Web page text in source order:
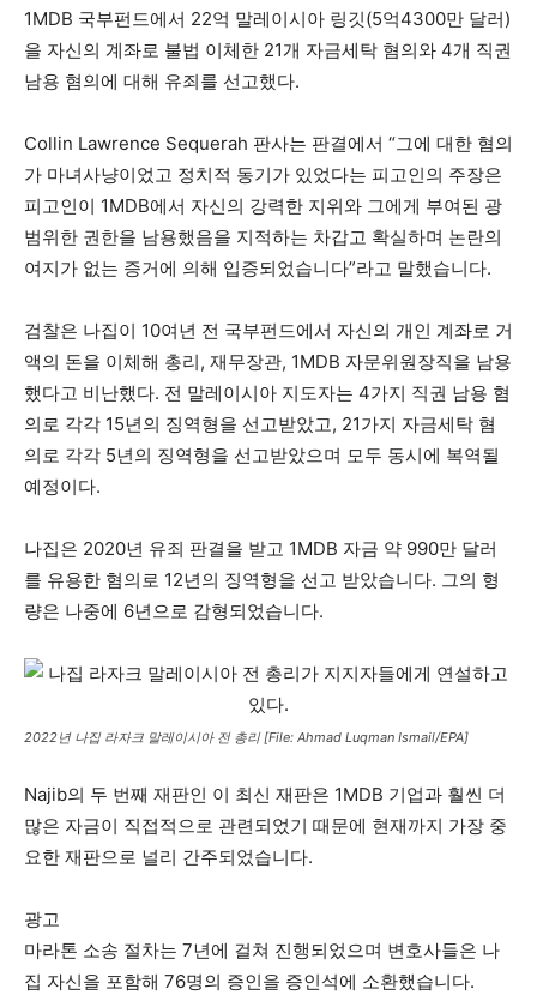
1MDB 국부펀드에서 22억 말레이시아 링깃(5억4300만 달러)
을 자신의 계좌로 불법 이체한 21개 자금세탁 혐의와 4개 직권
남용 혐의에 대해 유죄를 선고했다.
Collin Lawrence Sequerah 판사는 판결에서 “그에 대한 혐의
가 마녀사냥이었고 정치적 동기가 있었다는 피고인의 주장은
피고인이 1MDB에서 자신의 강력한 지위와 그에게 부여된 광
범위한 권한을 남용했음을 지적하는 차갑고 확실하며 논란의
여지가 없는 증거에 의해 입증되었습니다”라고 말했습니다.
검찰은 나집이 10여년 전 국부펀드에서 자신의 개인 계좌로 거
액의 돈을 이체해 총리, 재무장관, 1MDB 자문위원장직을 남용
했다고 비난했다. 전 말레이시아 지도자는 4가지 직권 남용 혐
의로 각각 15년의 징역형을 선고받았고, 21가지 자금세탁 혐
의로 각각 5년의 징역형을 선고받았으며 모두 동시에 복역될
예정이다.
나집은 2020년 유죄 판결을 받고 1MDB 자금 약 990만 달러
를 유용한 혐의로 12년의 징역형을 선고 받았습니다. 그의 형
량은 나중에 6년으로 감형되었습니다.
2022년 나집 라자크 말레이시아 전 총리 [File: Ahmad Luqman Ismail/EPA]
Najib의 두 번째 재판인 이 최신 재판은 1MDB 기업과 훨씬 더
많은 자금이 직접적으로 관련되었기 때문에 현재까지 가장 중
요한 재판으로 널리 간주되었습니다.
광고
마라톤 소송 절차는 7년에 걸쳐 진행되었으며 변호사들은 나
집 자신을 포함해 76명의 증인을 증인석에 소환했습니다.